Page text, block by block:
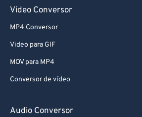
Video Conversor
MP4 Conversor
Video para GIF
MOV para MP4
Conversor de vídeo
Audio Conversor